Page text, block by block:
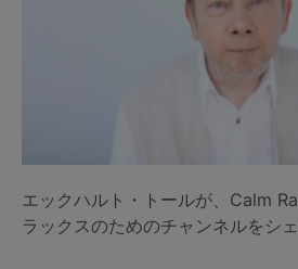
エックハルト・トールが、Calm
ラックスのためのチャンネルをシ